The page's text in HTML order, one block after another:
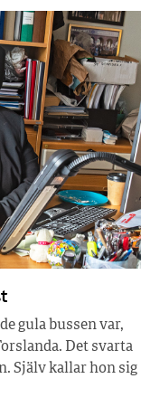
gula bussen var,
Det svarta
Själv kallar hon sig